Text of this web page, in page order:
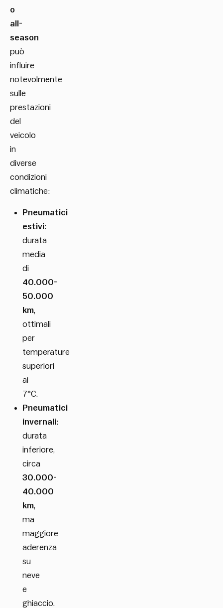
o
all-
season
può
influire
notevolmente
sulle
prestazioni
del
veicolo
in
diverse
condizioni
climatiche:
Pneumatici
estivi:
durata
media
di
40.000-
50.000
km,
ottimali
per
temperature
superiori
ai
7°C.
Pneumatici
invernali:
durata
inferiore,
circa
30.000-
40.000
km,
ma
maggiore
aderenza
su
neve
e
ghiaccio.